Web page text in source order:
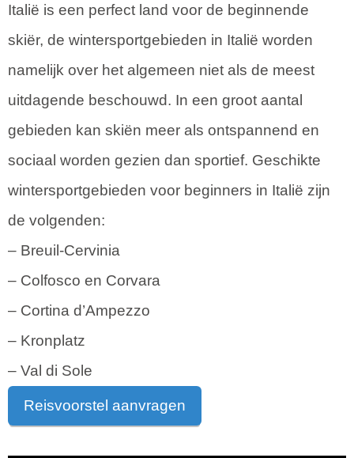
Italië is een perfect land voor de beginnende
skiër, de wintersportgebieden in Italië worden
namelijk over het algemeen niet als de meest
uitdagende beschouwd. In een groot aantal
gebieden kan skiën meer als ontspannend en
sociaal worden gezien dan sportief. Geschikte
wintersportgebieden voor beginners in Italië zijn
de volgenden:
– Breuil-Cervinia
– Colfosco en Corvara
– Cortina d’Ampezzo
– Kronplatz
– Val di Sole
Reisvoorstel aanvragen